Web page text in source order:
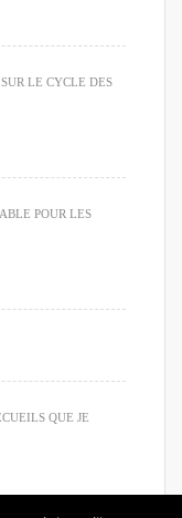
LE CYCLE DES
POUR LES
QUE JE